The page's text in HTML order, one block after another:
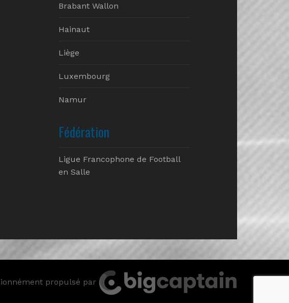
Brabant Wallon
Hainaut
Liège
Luxembourg
Namur
Fédération
Ligue Francophone de Football
en Salle
propulsé par